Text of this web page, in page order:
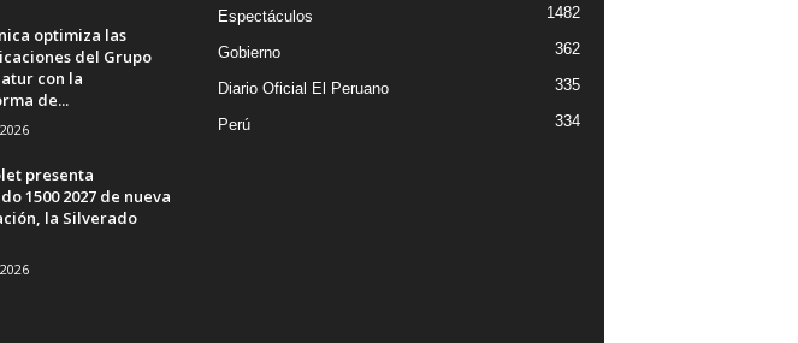
optimiza las
del Grupo
con la
de...
presenta
1500 2027 de nueva
la Silverado
Espectáculos 1482
Gobierno 362
Diario Oficial El Peruano 335
Perú 334